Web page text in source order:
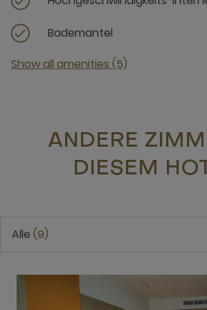
Bademantel
Show all amenities (5)
ANDERE
DIESEM
Alle 9